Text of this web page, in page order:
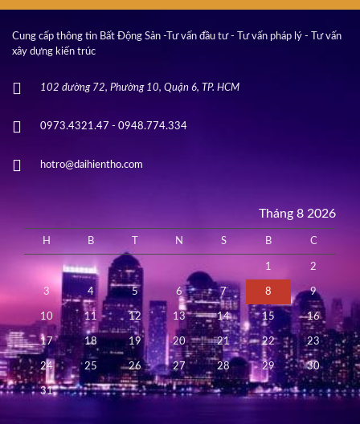
Cung cấp thông tin Bất Động Sản -Tư vấn đầu tư - Tư vấn pháp lý - Tư vấn
xây dựng kiến trúc
102 đường 72, Phường 10, Quận 6, TP. HCM
0973.4321.47 - 0948.774.334
hotro@daihientho.com
Tháng 8 2026
H B N S B C
1 2
3 4 5 6 7 8 9
10 11 12 13 14 15 16
17 18 19 20 21 22 23
24 25 26 27 28 29 30
31